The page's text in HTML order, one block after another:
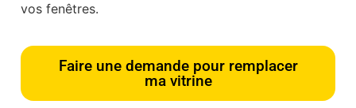
vos fenêtres.
Faire une demande pour remplacer
ma vitrine